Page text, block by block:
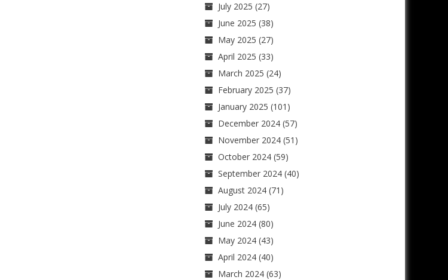
July 2025 (27)
June 2025 (38)
May 2025 (27)
April 2025 (33)
March 2025 (24)
February 2025 (37)
January 2025 (101)
December 2024(57)
November 2024(51)
October 2024(59)
September 2024(40)
August 2024(71)
July 2024(65)
June 2024(80)
May 2024(43)
April 2024(40)
March 2024(63)